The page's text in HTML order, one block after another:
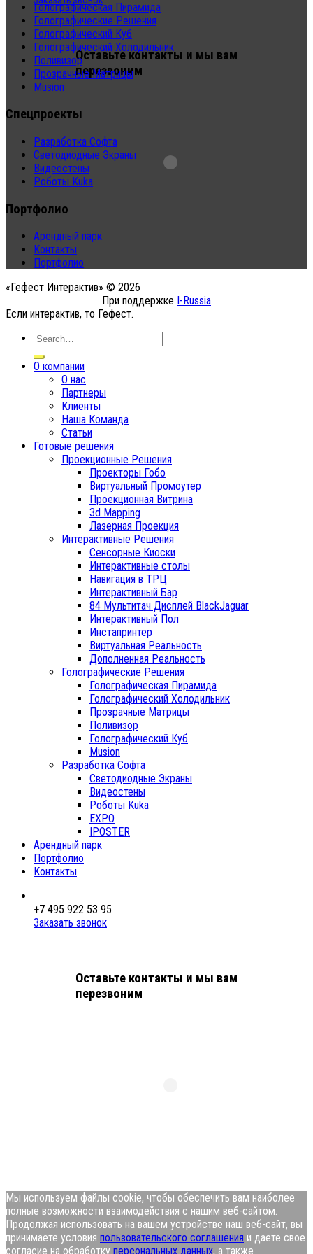
Оставьте контакты и мы вам
перезвоним
Голографическая Пирамида
Голографические Решения
Голографический Куб
Голографический Холодильник
Поливизор
Прозрачные Матрицы
Musion
Спецпроекты
Разработка Софта
Светодиодные Экраны
Видеостены
Роботы Kuka
Портфолио
Арендный парк
Контакты
Портфолио
«Гефест Интерактив» © 2026
При поддержке I-Russia
Если интерактив, то Гефест.
О компании
О нас
Партнеры
Клиенты
Наша Команда
Статьи
Готовые решения
Проекционные Решения
Проекторы Гобо
Виртуальный Промоутер
Проекционная Витрина
3d Mapping
Лазерная Проекция
Интерактивные Решения
Сенсорные Киоски
Интерактивные столы
Навигация в ТРЦ
Интерактивный Бар
84 Мультитач Дисплей BlackJaguar
Интерактивный Пол
Инстапринтер
Виртуальная Реальность
Дополненная Реальность
Голографические Решения
Голографическая Пирамида
Голографический Холодильник
Прозрачные Матрицы
Поливизор
Голографический Куб
Musion
Разработка Софта
Светодиодные Экраны
Видеостены
Роботы Kuka
EXPO
IPOSTER
Арендный парк
Портфолио
Контакты
+7 495 922 53 95
Заказать звонок
Оставьте контакты и мы вам
перезвоним
Мы используем файлы cookie, чтобы обеспечить вам наиболее
полные возможности взаимодействия с нашим веб-сайтом.
Продолжая использовать на вашем устройстве наш веб-сайт, вы
принимаете условия пользовательского соглашения и даете свое
согласие на обработку персональных данных, а также